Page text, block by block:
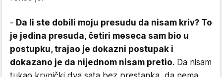
- Da li ste dobili moju presudu da nisam kriv? To
je jedina presuda, četiri meseca sam bio u
postupku, trajao je dokazni postupak i
dokazano je da nijednom nisam pretio. Da nisam